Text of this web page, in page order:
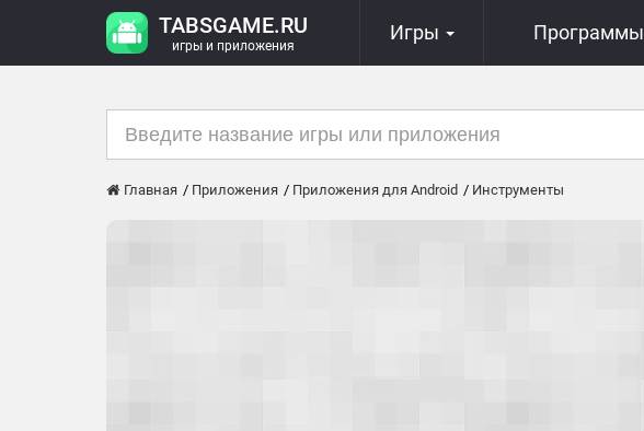
TABSGAME.RU
игры и приложения
Игры Программы
Главная Приложения Приложения для Android Инструменты